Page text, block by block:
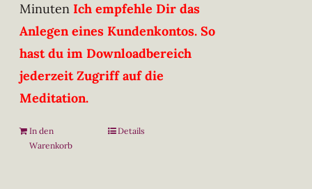
Minuten Ich empfehle Dir das
Anlegen eines Kundenkontos. So
hast du im Downloadbereich
jederzeit Zugriff auf die
Meditation.
In den
Warenkorb
Details